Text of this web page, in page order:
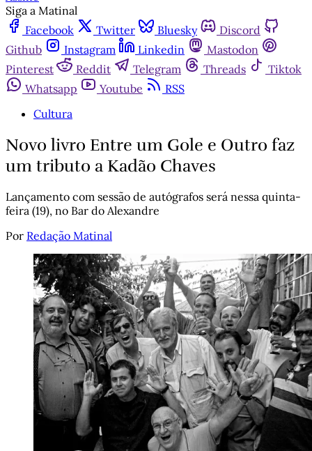
Siga a Matinal
Facebook
Twitter Bluesky
Discord
Github
Instagram Linkedin
Mastodon
Pinterest
Reddit Telegram Threads
Tiktok
Whatsapp
Youtube
RSS
Cultura
Novo livro Entre um Gole e Outro faz
um tributo a Kadão Chaves
Lançamento com sessão de autógrafos será nessa quinta-
feira (19), no Bar do Alexandre
Por Redação Matinal